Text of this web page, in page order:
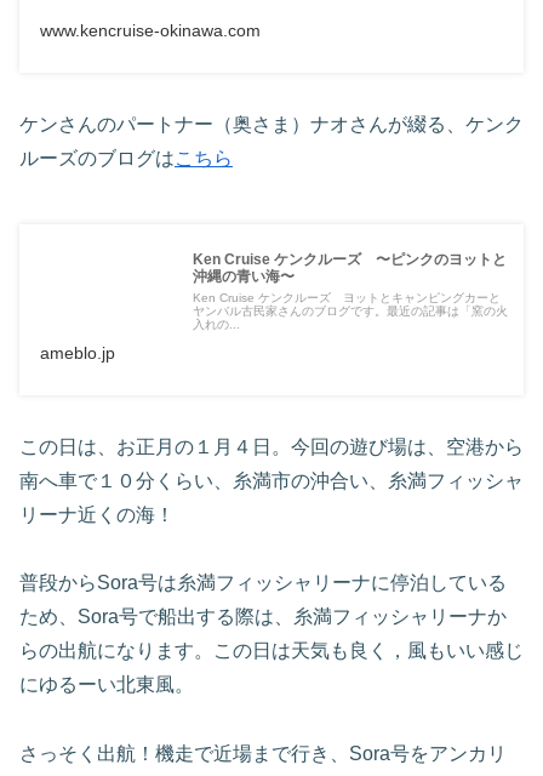
www.kencruise-okinawa.com
ケンさんのパートナー（奥さま）ナオさんが綴る、ケンク
ルーズのブログはこちら
Ken Cruise ケンクルーズ 〜ピンクのヨットと
沖縄の青い海〜
Ken Cruise ケンクルーズ ヨットとキャンピングカーと
ヤンバル古民家さんのブログです。最近の記事は「窯の火
入れの...
ameblo.jp
この日は、お正月の１月４日。今回の遊び場は、空港から
南へ車で１０分くらい、糸満市の沖合い、糸満フィッシャ
リーナ近くの海！
普段からSora号は糸満フィッシャリーナに停泊している
ため、Sora号で船出する際は、糸満フィッシャリーナか
らの出航になります。この日は天気も良く，風もいい感じ
にゆるーい北東風。
さっそく出航！機走で近場まで行き、Sora号をアンカリ